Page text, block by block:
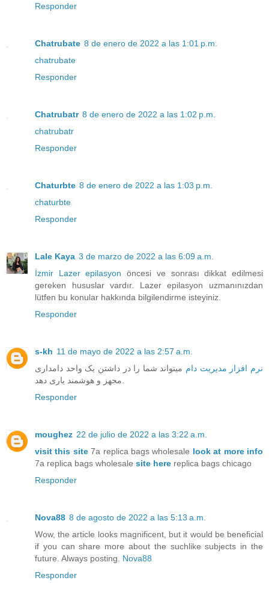
Responder
Chatrubate 8 de enero de 2022 a las 1:01 p.m.
chatrubate
Responder
Chatrubatr 8 de enero de 2022 a las 1:02 p.m.
chatrubatr
Responder
Chaturbte 8 de enero de 2022 a las 1:03 p.m.
chaturbte
Responder
Lale Kaya 3 de marzo de 2022 a las 6:09 a.m.
İzmir Lazer epilasyon öncesi ve sonrası dikkat edilmesi
gereken hususlar vardır. Lazer epilasyon uzmanınızdan
lütfen bu konular hakkında bilgilendirme isteyiniz.
Responder
s-kh 11 de mayo de 2022 a las 2:57 a.m.
نرم افزار مدیریت دام میتواند شما را در داشتن یک واحد دامداری
Responder
moughez 22 de julio de 2022 a las 3:22 a.m.
visit this site7a replica bags wholesale look at more info
7a replica bags wholesale site here replica bags chicago
Responder
Nova88 8 de agosto de 2022 a las 5:13 a.m.
Wow, the article looks magnificent, but it would be beneficial
if you can share more about the suchlike subjects in the
future. Always posting. Nova88
Responder